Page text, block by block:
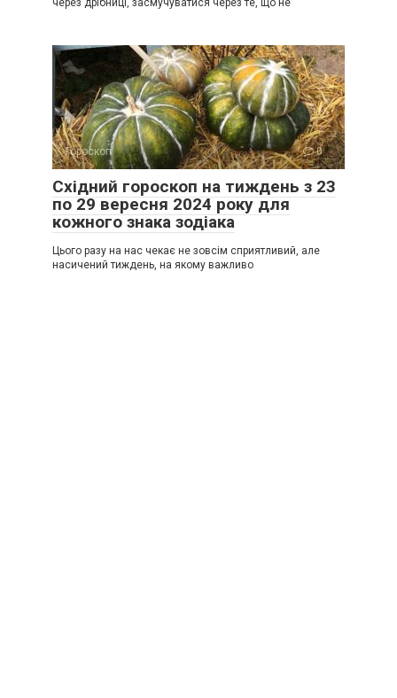
через дрібниці, засмучуватися через те, що не
Гороскоп 0
Східний гороскоп на тиждень з 23
по 29 вересня 2024 року для
кожного знака зодіака
Цього разу на нас чекає не зовсім сприятливий, але
насичений тиждень, на якому важливо